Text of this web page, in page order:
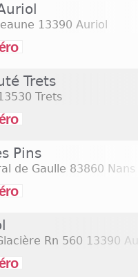
13390 Auriol
Trets
Trets
Pins
de Gaulle 83860 Nans
Rn 560 13390